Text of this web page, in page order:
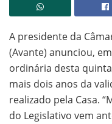
A presidente da
(Avante) anunciou,
ordinária desta
mais dois anos da
realizado pela Casa.
do Legislativo vem